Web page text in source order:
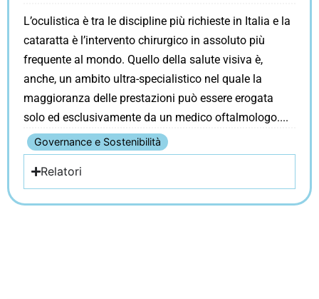
L’oculistica è tra le discipline più richieste in Italia e la
cataratta è l’intervento chirurgico in assoluto più
frequente al mondo. Quello della salute visiva è,
anche, un ambito ultra-specialistico nel quale la
maggioranza delle prestazioni può essere erogata
solo ed esclusivamente da un medico oftalmologo.
Governance e Sostenibilità
Relatori